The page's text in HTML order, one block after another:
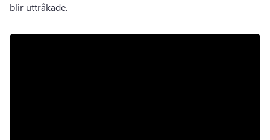
blir uttråkade.